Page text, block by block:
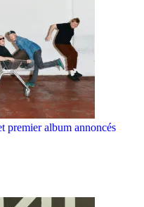
album annoncés